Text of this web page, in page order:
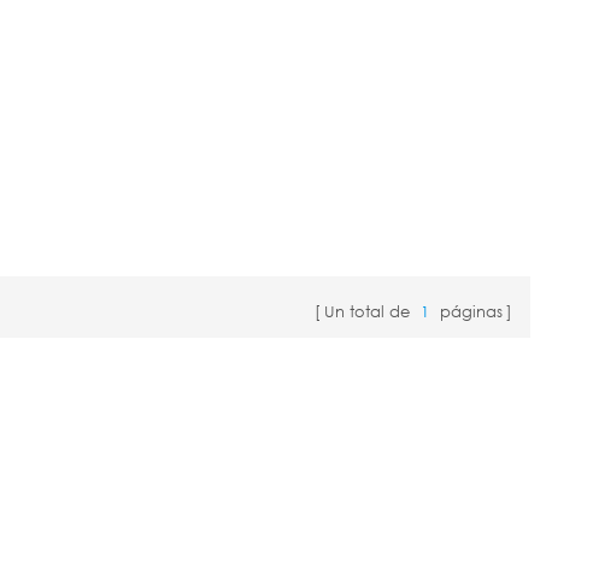
Un total de 1 páginas